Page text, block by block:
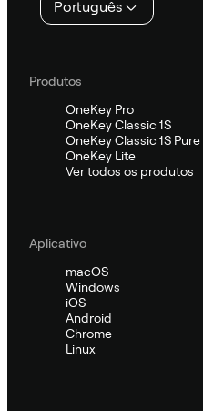
Português
Produtos
OneKey Pro
OneKey Classic 1S
OneKey Classic 1S Pure
OneKey Lite
Ver todos os produtos
Aplicativo
macOS
Windows
iOS
Android
Chrome
Linux